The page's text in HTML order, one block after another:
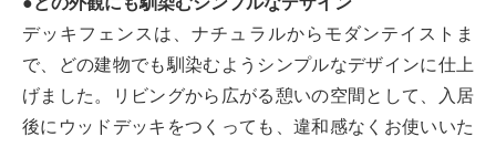
デッキフェンスは、ナチュラルからモダンテイストま
で、どの建物でも馴染むようシンプルなデザインに仕上
げました。リビングから広がる憩いの空間として、入居
後にウッドデッキをつくっても、違和感なくお使いいた